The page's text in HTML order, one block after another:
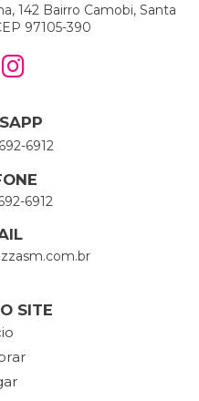
142 Bairro Camobi, Santa
97105-390
6912
6912
SITE